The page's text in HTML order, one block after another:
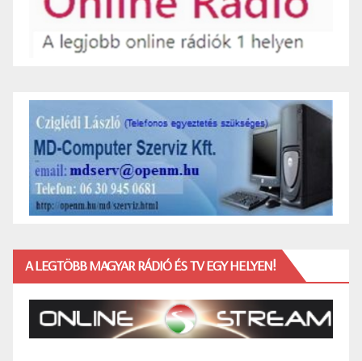
A LEGTÖBB MAGYAR RÁDIÓ ÉS TV EGY HELYEN!